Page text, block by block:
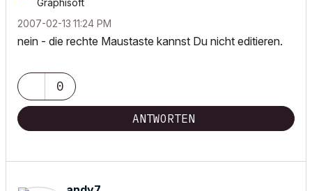
Graphisoft
‎2007-02-13 11:24 PM
nein - die rechte Maustaste kannst Du nicht editieren.
0
ANTWORTEN